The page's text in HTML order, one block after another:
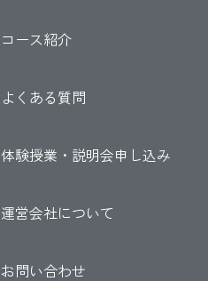
コース紹介
よくある質問
体験授業・説明会申し込み
運営会社について
お問い合わせ